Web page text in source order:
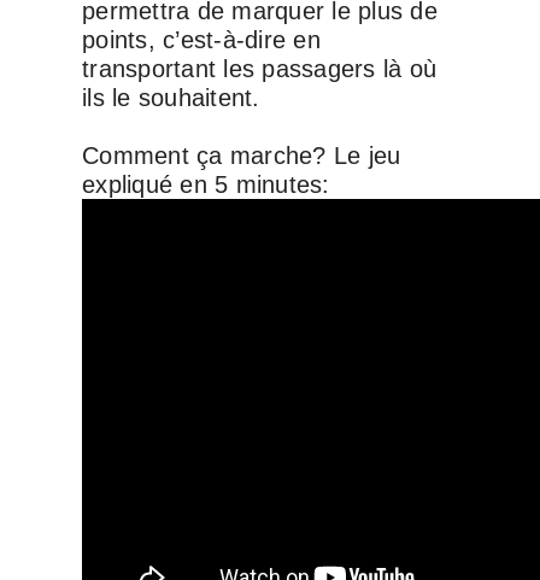
permettra de marquer le plus de
points, c’est-à-dire en
transportant les passagers là où
ils le souhaitent.
Comment ça marche? Le jeu
expliqué en 5 minutes: